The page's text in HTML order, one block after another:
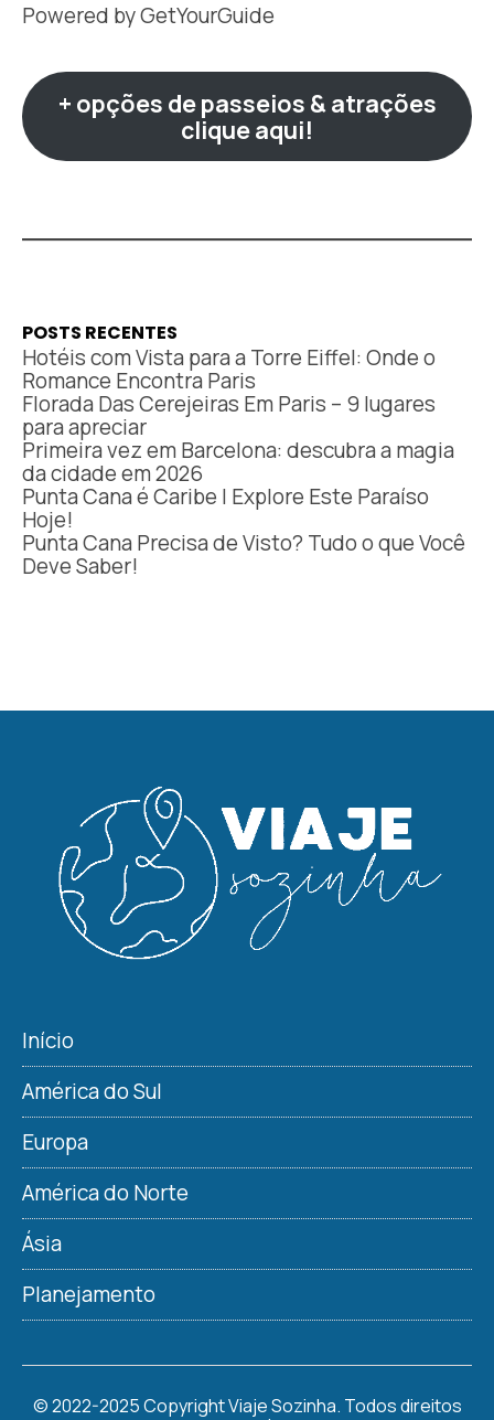
Powered byGetYourGuide
+ opções de passeios & atrações
clique aqui!
POSTS RECENTES
Hotéis com Vista para a Torre Eiffel: Onde o
Romance Encontra Paris
Florada Das Cerejeiras Em Paris – 9 lugares
para apreciar
Primeira vez em Barcelona: descubra a magia
da cidade em 2026
Punta Cana é Caribe | Explore Este Paraíso
Hoje!
Punta Cana Precisa de Visto? Tudo o que Você
Deve Saber!
Início
América do Sul
Europa
América do Norte
Ásia
Planejamento
© 2022-2025 Copyright Viaje Sozinha. Todos direitos